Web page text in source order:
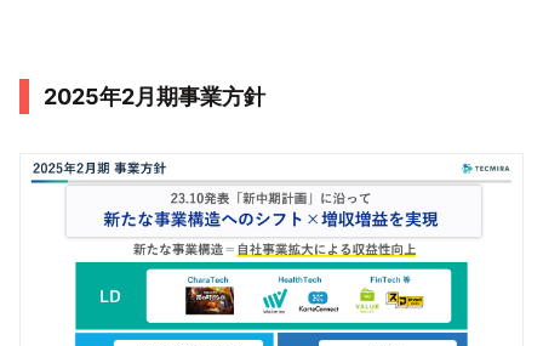
2025年2月期事業方針